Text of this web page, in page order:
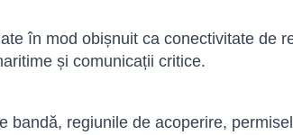
în mod obișnuit ca conectivitate de
și comunicații critice.
bandă, regiunile de acoperire,